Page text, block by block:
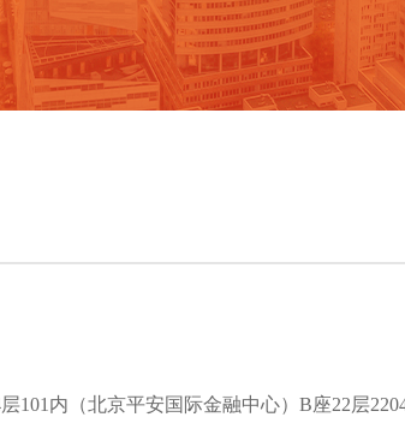
101内（北京平安国际金融中心）B座22层